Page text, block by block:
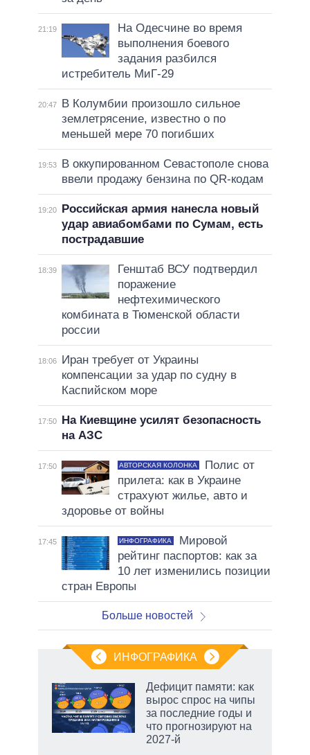
21:19
На Одесчине во время
выполнения боевого
задания разбился
истребитель МиГ-29
20:47
В Колумбии произошло сильное
землетрясение, известно о по
меньшей мере 70 погибших
19:53
В оккупированном Севастополе снова
ввели продажу бензина по QR-кодам
19:20
Российская армия нанесла новый
удар авиабомбами по Сумам, есть
пострадавшие
18:39
Генштаб ВСУ подтвердил
поражение
нефтехимического
комбината в Тюменской области
россии
18:06
Иран требует от Украины
компенсации за удар по судну в
Каспийском море
17:50
На Киевщине усилят безопасность
на АЗС
17:50 АВТОРСКАЯ КОЛОНКА
Полис от
прилета: как в Украине
страхуют жилье, авто и
здоровье от войны
17:45 ИНФОГРАФИКА
Мировой
рейтинг паспортов: как за
10 лет изменились позиции
стран Европы
Больше новостей
ИНФОГРАФИКА
Дефицит памяти: как
вырос спрос на чипы
за последние годы и
что прогнозируют на
2027-й